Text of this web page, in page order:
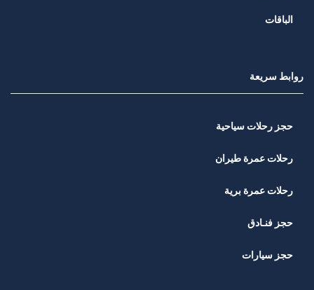
الباقات
روابط سريعة
حجز رحلات سياحية
رحلات عمرة طيران
رحلات عمرة برية
حجز فنـادق
حجز سيارات